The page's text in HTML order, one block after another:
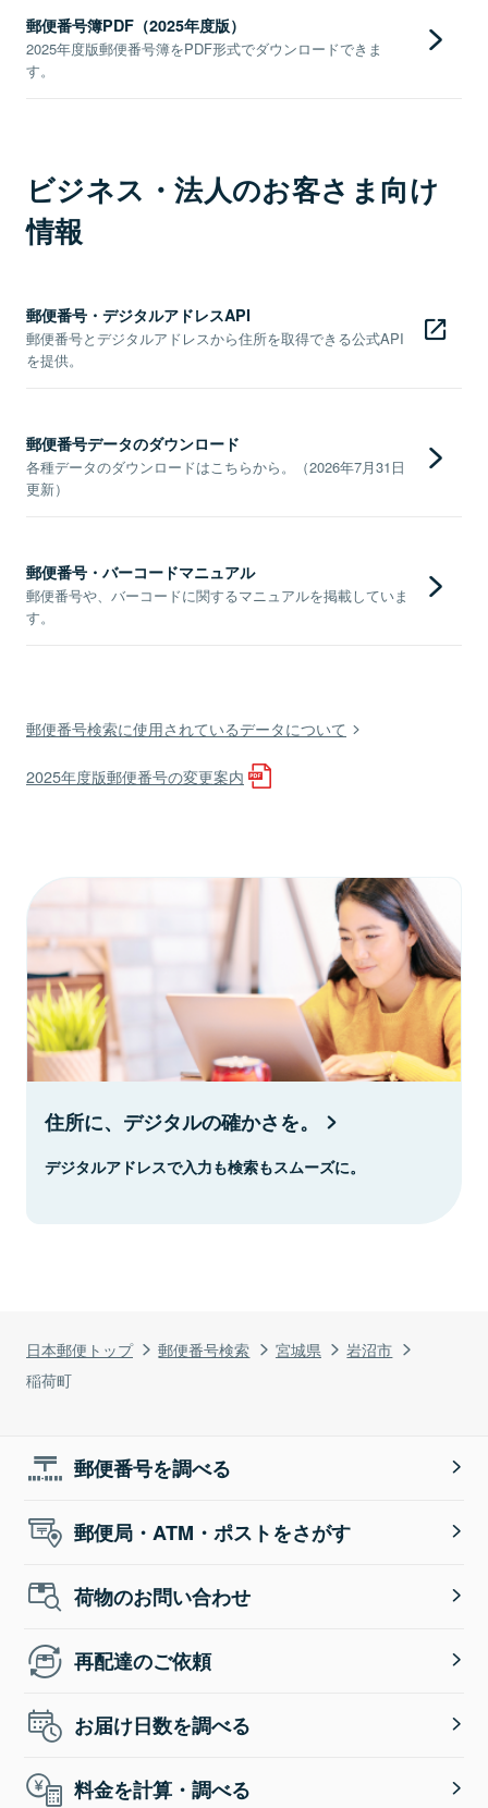
日本郵便トップ 郵便番号検索 宮城県
岩沼市
稲荷町
郵便番号簿PDF（2025年度版）
2025年度版郵便番号簿をPDF形式でダウンロードできま
す。
ビジネス・法人のお客さま向け
情報
郵便番号・デジタルアドレスAPI
郵便番号とデジタルアドレスから住所を取得できる公式API
を提供。
郵便番号データのダウンロード
各種データのダウンロードはこちらから。（2026年7月31日
更新）
郵便番号・バーコードマニュアル
郵便番号や、バーコードに関するマニュアルを掲載していま
す。
郵便番号検索に使用されているデータについて
2025年度版郵便番号の変更案内
住所に、デジタルの確かさを。
デジタルアドレスで入力も検索もスムーズに。
郵便番号を調べる
郵便局・ATM・ポストをさがす
荷物のお問い合わせ
再配達のご依頼
お届け日数を調べる
料金を計算・調べる